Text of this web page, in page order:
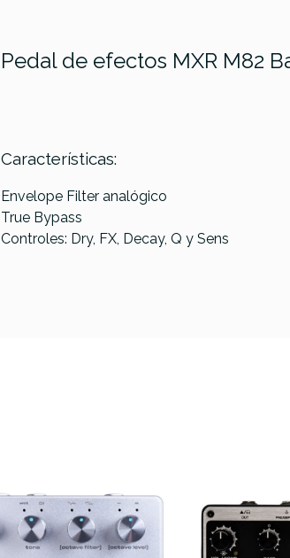
Pedal de efectos MXR M82
Características:
Envelope Filter analógico
True Bypass
Controles: Dry, FX, Decay, Q y Sens
ReferenciaPEDABAJMXR001
MXR M-
Preamp
AVAILABILITY